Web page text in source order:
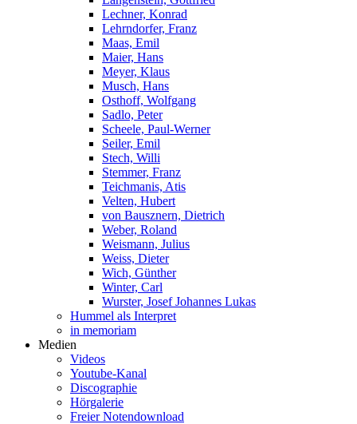
Lechner, Konrad
Lehrndorfer, Franz
Maas, Emil
Maier, Hans
Meyer, Klaus
Musch, Hans
Osthoff, Wolfgang
Sadlo, Peter
Scheele, Paul-Werner
Seiler, Emil
Stech, Willi
Stemmer, Franz
Teichmanis, Atis
Velten, Hubert
von Bausznern, Dietrich
Weber, Roland
Weismann, Julius
Weiss, Dieter
Wich, Günther
Winter, Carl
Wurster, Josef Johannes Lukas
Hummel als Interpret
in memoriam
Medien
Videos
Youtube-Kanal
Discographie
Hörgalerie
Freier Notendownload